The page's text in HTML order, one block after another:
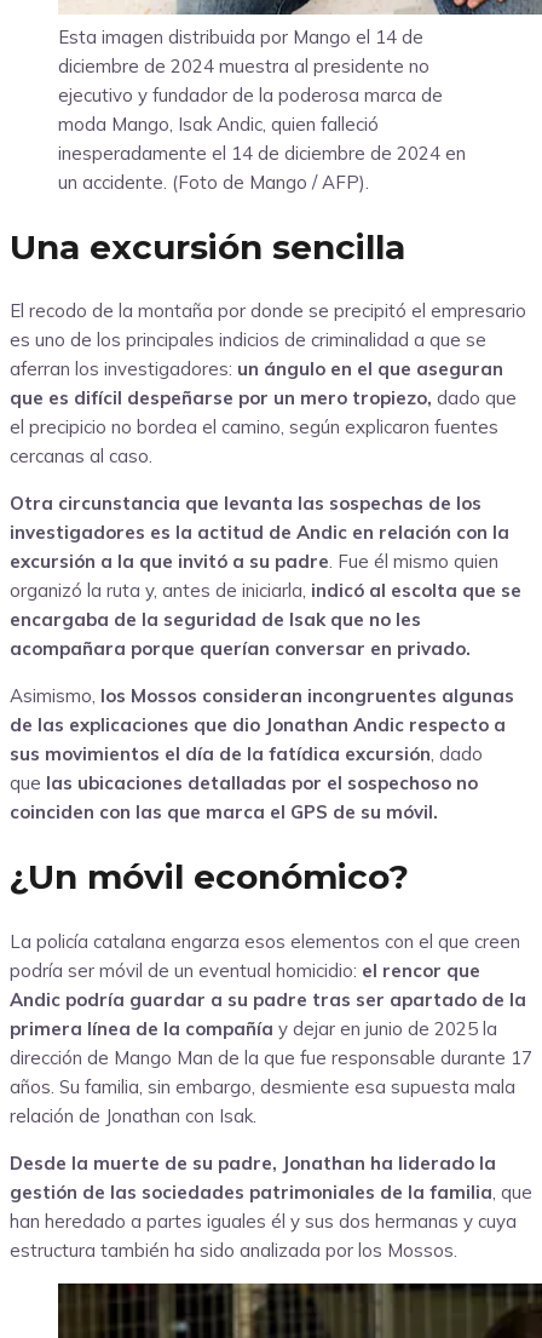
Esta imagen distribuida por Mango el 14 de
diciembre de 2024 muestra al presidente no
ejecutivo y fundador de la poderosa marca de
moda Mango, Isak Andic, quien falleció
inesperadamente el 14 de diciembre de 2024 en
un accidente. (Foto de Mango / AFP).
Una excursión sencilla
El recodo de la montaña por donde se precipitó el empresario
es uno de los principales indicios de criminalidad a que se
aferran los investigadores: un ángulo en el que aseguran
que es difícil despeñarse por un mero tropiezo, dado que
el precipicio no bordea el camino, según explicaron fuentes
cercanas al caso.
Otra circunstancia que levanta las sospechas de los
investigadores es la actitud de Andic en relación con la
excursión a la que invitó a su padre. Fue él mismo quien
organizó la ruta y, antes de iniciarla, indicó al escolta que se
encargaba de la seguridad de Isak que no les
acompañara porque querían conversar en privado.
Asimismo, los Mossos consideran incongruentes algunas
de las explicaciones que dio Jonathan Andic respecto a
sus movimientos el día de la fatídica excursión, dado
que las ubicaciones detalladas por el sospechoso no
coinciden con las que marca el GPS de su móvil.
¿Un móvil económico?
La policía catalana engarza esos elementos con el que creen
podría ser móvil de un eventual homicidio: el rencor que
Andic podría guardar a su padre tras ser apartado de la
primera línea de la compañía y dejar en junio de 2025 la
dirección de Mango Man de la que fue responsable durante 17
años. Su familia, sin embargo, desmiente esa supuesta mala
relación de Jonathan con Isak.
Desde la muerte de su padre, Jonathan ha liderado la
gestión de las sociedades patrimoniales de la familia , que
han heredado a partes iguales él y sus dos hermanas y cuya
estructura también ha sido analizada por los Mossos.